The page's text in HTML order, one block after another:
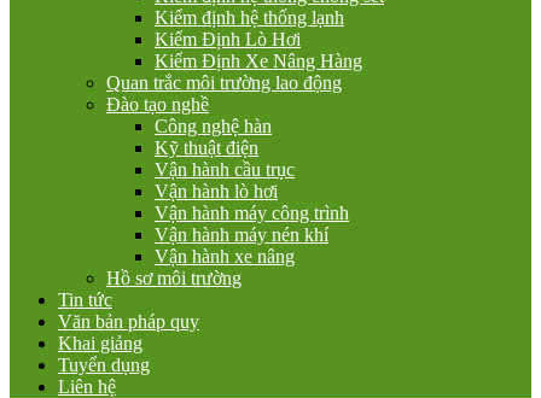
Kiểm định hệ thống lạnh
Kiểm Định Lò Hơi
Kiểm Định Xe Nâng Hàng
Quan trắc môi trường lao động
Đào tạo nghề
Công nghệ hàn
Kỹ thuật điện
Vận hành cầu trục
Vận hành lò hơi
Vận hành máy công trình
Vận hành máy nén khí
Vận hành xe nâng
Hồ sơ môi trường
Tin tức
Văn bản pháp quy
Khai giảng
Tuyển dụng
Liên hệ